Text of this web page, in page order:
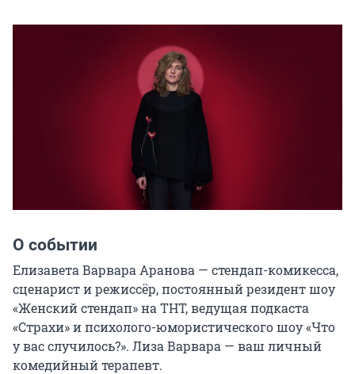
О событии
Елизавета Варвара Аранова — стендап-комикесса,
сценарист и режиссёр, постоянный резидент шоу
«Женский стендап» на ТНТ, ведущая подкаста
«Страхи» и психолого-юмористического шоу «Что
у вас случилось?». Лиза Варвара — ваш личный
комедийный терапевт.